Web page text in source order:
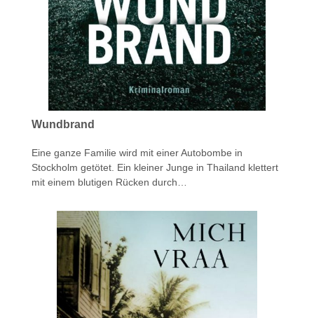
Wundbrand
Eine ganze Familie wird mit einer Autobombe in
Stockholm getötet. Ein kleiner Junge in Thailand klettert
mit einem blutigen Rücken durch…